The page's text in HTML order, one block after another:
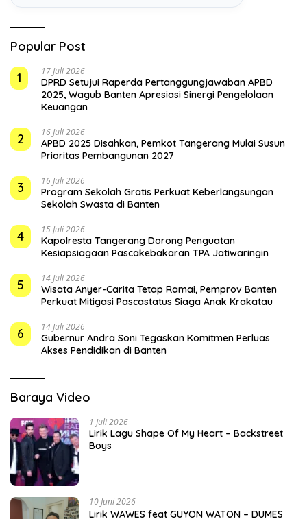
Popular Post
1
17 Juli 2026
DPRD Setujui Raperda Pertanggungjawaban APBD
2025, Wagub Banten Apresiasi Sinergi Pengelolaan
Keuangan
2 16 Juli 2026
APBD 2025 Disahkan, Pemkot Tangerang Mulai Susun
Prioritas Pembangunan 2027
3 16 Juli 2026
Program Sekolah Gratis Perkuat Keberlangsungan
Sekolah Swasta di Banten
4 15 Juli 2026
Kapolresta Tangerang Dorong Penguatan
Kesiapsiagaan Pascakebakaran TPA Jatiwaringin
5 14 Juli 2026
Wisata Anyer-Carita Tetap Ramai, Pemprov Banten
Perkuat Mitigasi Pascastatus Siaga Anak Krakatau
6 14 Juli 2026
Gubernur Andra Soni Tegaskan Komitmen Perluas
Akses Pendidikan di Banten
Baraya Video
1 Juli 2026
Lirik Lagu Shape Of My Heart – Backstreet
Boys
10 Juni 2026
Lirik WAWES feat GUYON WATON – DUMES